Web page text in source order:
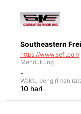
Southeastern
https://www.sefl.com
Mendukung
-
Waktu pengiriman
10 hari